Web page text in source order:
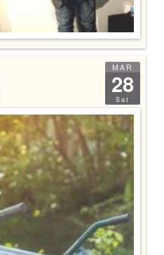
MAR
28
Sat